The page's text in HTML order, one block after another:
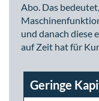
Abo. Das
und danach diese
auf Zeit hat für
Geringe